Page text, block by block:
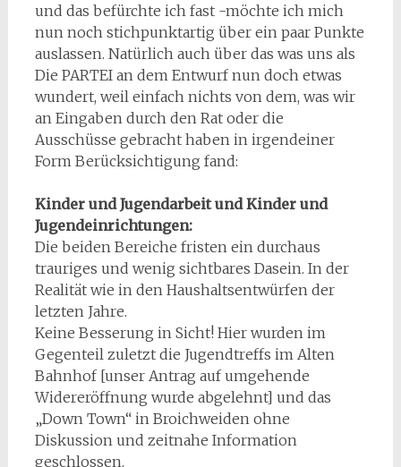
und das befürchte ich fast -möchte ich mich
nun noch stichpunktartig über ein paar Punkte
auslassen. Natürlich auch über das was uns als
Die PARTEI an dem Entwurf nun doch etwas
wundert, weil einfach nichts von dem, was wir
an Eingaben durch den Rat oder die
Ausschüsse gebracht haben in irgendeiner
Form Berücksichtigung fand:
Kinder und Jugendarbeit und Kinder und
Jugendeinrichtungen:
Die beiden Bereiche fristen ein durchaus
trauriges und wenig sichtbares Dasein. In der
Realität wie in den Haushaltsentwürfen der
letzten Jahre.
Keine Besserung in Sicht! Hier wurden im
Gegenteil zuletzt die Jugendtreffs im Alten
Bahnhof [unser Antrag auf umgehende
Widereröffnung wurde abgelehnt] und das
„Down Town“ in Broichweiden ohne
Diskussion und zeitnahe Information
geschlossen.